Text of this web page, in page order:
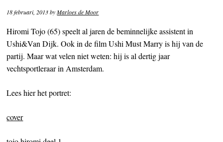
18 februari, 2013byMarloes de Moor
Hiromi Tojo (65) speelt al jaren de beminnelijke assistent in
Ushi&Van Dijk. Ook in de film Ushi Must Marry is hij van de
partij. Maar wat velen niet weten: hij is al dertig jaar
vechtsportleraar in Amsterdam.
Lees hier het portret:
cover